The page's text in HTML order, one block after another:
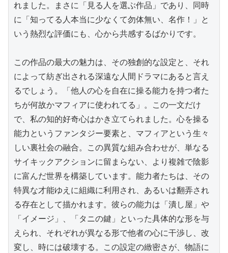
れました。まさに「見る人を選ぶ作品」であり、同時
に「知ってる人本当に少なくて勿体無い、名作！」と
いう熱烈な評価にも、心から共感するばかりです。
この作品の最大の魅力は、その独創的な設定と、それ
によって紡ぎ出される深遠な人間ドラマにあると言え
るでしょう。「他人の心を自在に操る能力を持つ者た
ちが何故かマフィアに使われてる」。この一文だけ
で、私の知的好奇心はかき立てられました。心を操る
能力というファンタジー要素と、マフィアという生々
しい裏社会の融合。この異質な組み合わせが、単なる
サイキックアクションに留まらない、より複雑で陰影
に富んだ世界を構築しています。能力者たちは、その
特異な才能ゆえに組織に利用され、あるいは翻弄され
る存在として描かれます。彼らの能力は「潰し屋」や
「イメージ」、「タニの鍵」といった具体的な形を与
えられ、それぞれが異なる形で他者の心に干渉し、改
変し、時には破壊する。この設定の緻密さが、物語に